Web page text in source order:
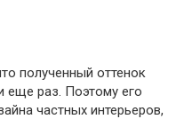
полученный оттенок
еще раз. Поэтому его
частных интерьеров,